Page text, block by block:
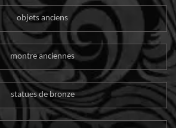
objets anciens
montre anciennes
statues de bronze